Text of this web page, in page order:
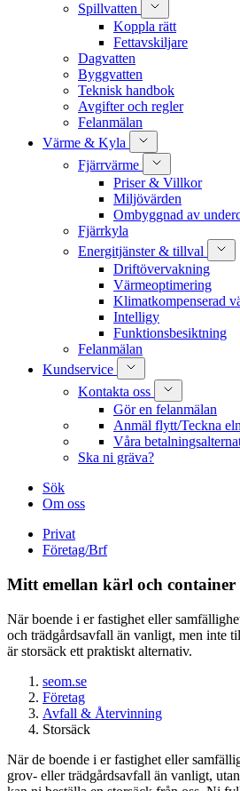
Spillvatten
Koppla rätt
Fettavskiljare
Dagvatten
Byggvatten
Teknisk handbok
Avgifter och regler
Felanmälan
Värme & Kyla
Fjärrvärme
Priser & Villkor
Miljövärden
Ombyggnad av
Fjärrkyla
Energitjänster & tillval
Driftövervakning
Värmeoptimering
Klimatkompenserad
Intelligy
Funktionsbesiktning
Felanmälan
Kundservice
Kontakta oss
Gör en felanmälan
Anmäl flytt/Teckna
Våra
Ska ni gräva?
Sök
Om oss
Privat
Företag/Brf
Mitt emellan kärl och container
När boende i er fastighet eller
och trädgårdsavfall än vanligt, men inte
är storsäck ett praktiskt alternativ.
seom.se
Företag
Avfall & Återvinning
Storsäck
När de boende i er fastighet eller
grov- eller trädgårdsavfall än vanligt,